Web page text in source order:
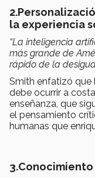
la experiencia
“La inteligencia
más grande de
rápido de la
Smith enfatizó que
debe ocurrir a
enseñanza, que
el pensamiento
humanas que